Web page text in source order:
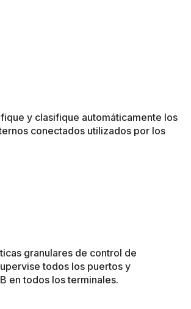
y clasifique automáticamente los
conectados utilizados por los
granulares de control de
todos los puertos y
en todos los terminales.